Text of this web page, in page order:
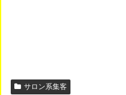
サロン系集客